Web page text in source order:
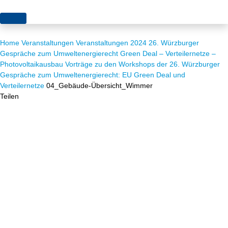
Themen
Akzeptanz
Europa
Projekte
Publikationen
News
Home Veranstaltungen Veranstaltungen 2024 26. Würzburger
Gespräche zum Umweltenergierecht Green Deal – Verteilernetze –
Photovoltaikausbau Vorträge zu den Workshops der 26. Würzburger
Gespräche zum Umweltenergierecht: EU Green Deal und
Verteilernetze 04_Gebäude-Übersicht_Wimmer
Teilen